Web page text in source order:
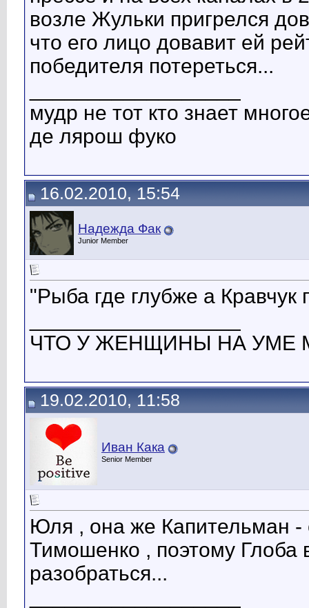
возле Жульки пригрелся
что его лицо довавит ей
победителя потереться...
мудр не тот кто знает
де лярош фуко
16.02.2010, 15:54
Надежда Фак
Junior Member
"Рыба где глубже а Кравчук
ЧТО У ЖЕНЩИНЫ НА УМЕ
19.02.2010, 11:58
Иван Кака
Senior Member
Юля , она же Капительман -
Тимошенко , поэтому Глоба
разобраться...